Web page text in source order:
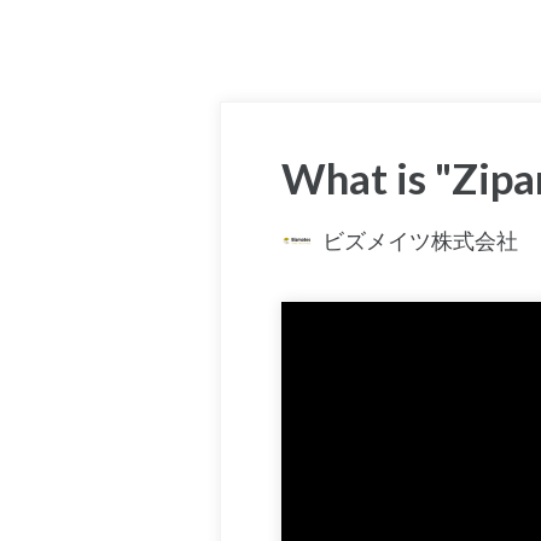
What is
ビズメイツ株式会社